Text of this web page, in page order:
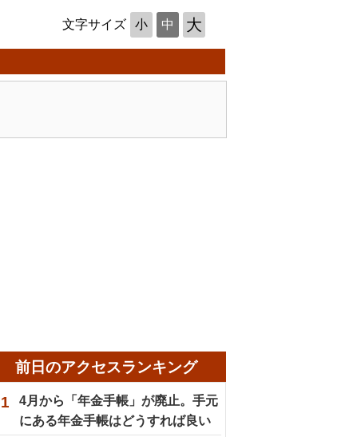
文字サイズ 小 中 大
前日のアクセスランキング
1
4月から「年金手帳」が廃止。手元
にある年金手帳はどうすれば良い